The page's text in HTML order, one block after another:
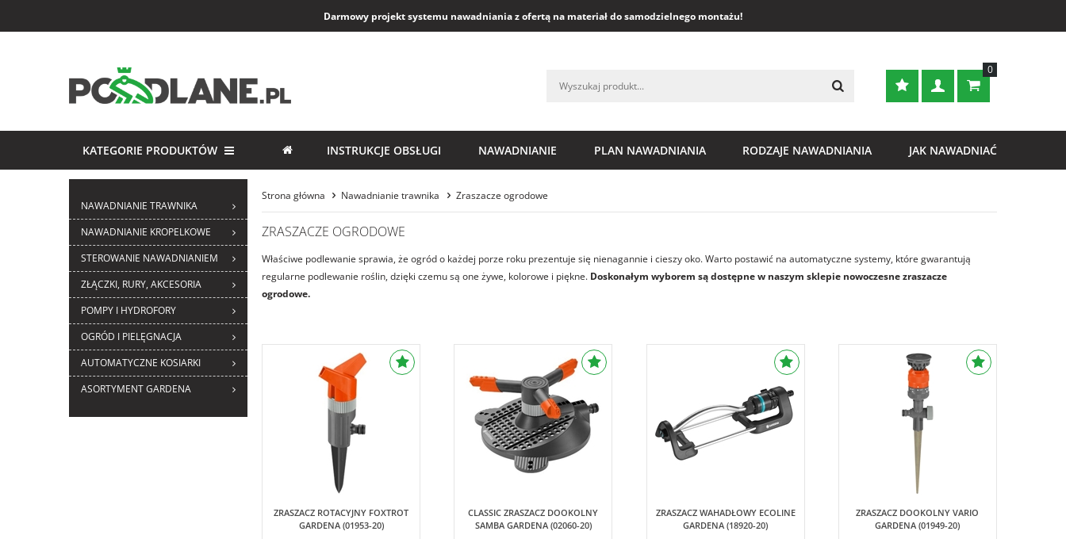
Darmowy projekt systemu nawadniania z ofertą na materiał do samodzielnego montażu!
0
KATEGORIE PRODUKTÓW
NAWADNIANIE TRAWNIKA
NAWADNIANIE KROPELKOWE
STEROWANIE NAWADNIANIEM
ZŁĄCZKI, RURY, AKCESORIA
POMPY I HYDROFORY
OGRÓD I PIELĘGNACJA
AUTOMATYCZNE KOSIARKI
ASORTYMENT GARDENA
INSTRUKCJE OBSŁUGI NAWADNIANIE PLAN NAWADNIANIA RODZAJE NAWADNIANIA JAK NAWADNIAĆ
Strona główna Nawadnianie trawnika Zraszacze ogrodowe
ZRASZACZE OGRODOWE
Właściwe podlewanie sprawia, że ogród o każdej porze roku prezentuje się nienagannie i cieszy oko. Warto postawić na automatyczne systemy, które gwarantują
regularne podlewanie roślin, dzięki czemu są one żywe, kolorowe i piękne. Doskonałym wyborem są dostępne w naszym sklepie nowoczesne zraszacze
ogrodowe.
ZRASZACZ ROTACYJNY FOXTROT
GARDENA (01953-20)
CLASSIC ZRASZACZ DOOKOLNY
SAMBA GARDENA (02060-20)
Gardena
ZRASZACZ WAHADŁOWY ECOLINE
GARDENA (18920-20)
ZRASZACZ DOOKOLNY VARIO
GARDENA (01949-20)